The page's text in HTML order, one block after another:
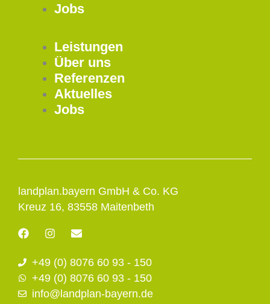
landplan.bayern GmbH & Co. KG
Kreuz 16, 83558 Maitenbeth
F
a
e
b
o
I
t
a
g
r
E
e
l
p
+49 (0) 8076 60 93 - 150
+49 (0) 8076 60 93 - 150
info@landplan-bayern.de
Jobs
Leistungen
Über uns
Referenzen
Aktuelles
Jobs